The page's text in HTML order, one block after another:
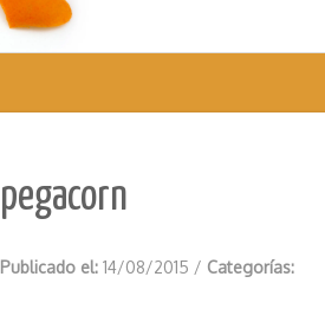
pegacorn
Publicado el: 14/08/2015 / Categorías: